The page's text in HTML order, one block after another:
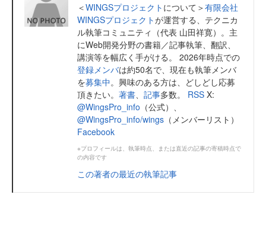
＜WINGSプロジェクト について＞有限会社
WINGSプロジェクトが運営する、テクニカ
ル執筆コミュニティ（代表 山田祥寛）。主
にWeb開発分野の書籍／記事執筆、翻訳、
講演等を幅広く手がける。 2026年時点での
登録メンバは約50名で、現在も執筆メンバ
を募集中。興味のある方は、どしどし応募
頂きたい。 著書 記事多数。 RSS X:
@WingsPro_info （公式）、
@WingsPro_info/wings （メンバーリスト）
Facebook
※プロフィールは、執筆時点、または直近の記事の寄稿時点で
の内容です
この著者の最近の執筆記事